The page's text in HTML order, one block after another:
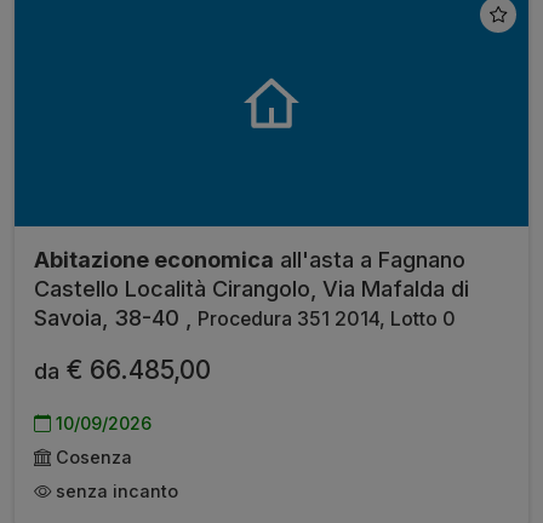
Abitazione economica all'asta a Fagnano
Castello Località Cirangolo, Via Mafalda di
Savoia, 38-40 ,
Procedura 351 2014, Lotto 0
da € 66.485,00
10/09/2026
Cosenza
senza incanto